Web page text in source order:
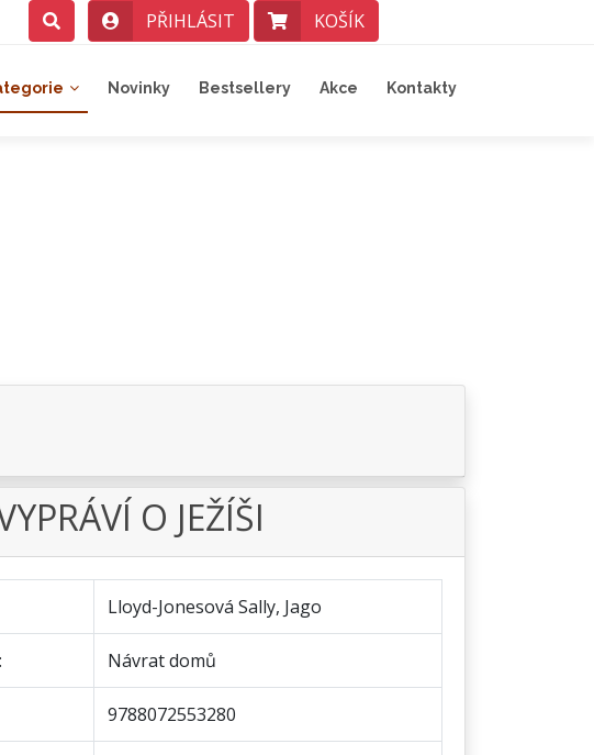
PŘIHLÁSIT KOŠÍK
Novinky Bestsellery Akce Kontakty
O JEŽÍŠI
Lloyd-Jonesová Sally, Jago
Návrat domů
9788072553280